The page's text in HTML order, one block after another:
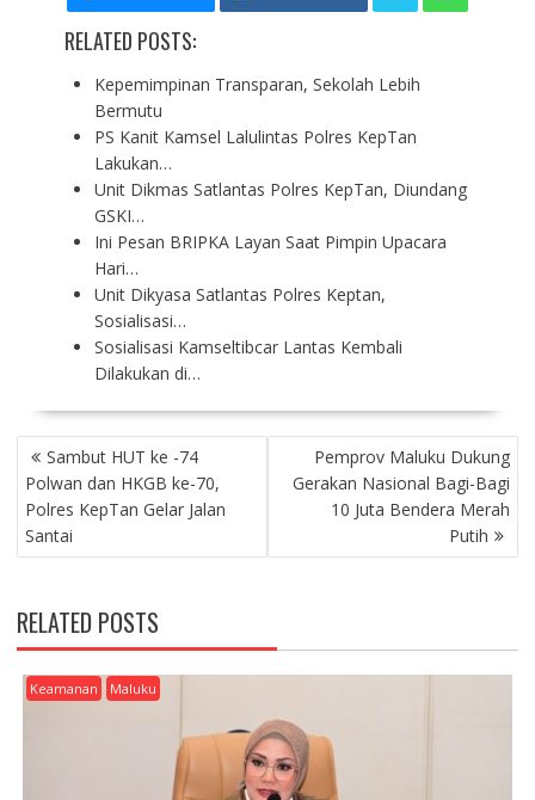
RELATED POSTS:
Kepemimpinan Transparan, Sekolah Lebih
Bermutu
PS Kanit Kamsel Lalulintas Polres KepTan
Lakukan…
Unit Dikmas Satlantas Polres KepTan, Diundang
GSKI…
Ini Pesan BRIPKA Layan Saat Pimpin Upacara
Hari…
Unit Dikyasa Satlantas Polres Keptan,
Sosialisasi…
Sosialisasi Kamseltibcar Lantas Kembali
Dilakukan di…
P
O
S
T
N
V
I
G
A
T
Sambut HUT ke -74
Polwan dan HKGB ke-70,
Polres KepTan Gelar Jalan
Santai
Pemprov Maluku Dukung
Gerakan Nasional Bagi-Bagi
10 Juta Bendera Merah
Putih
RELATED POSTS
Keamanan Maluku